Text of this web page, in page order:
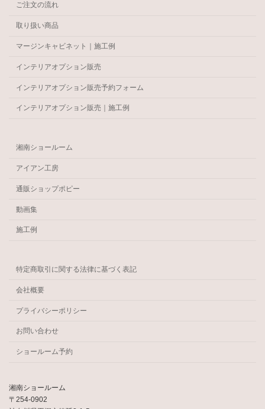
ご注文の流れ
取り扱い商品
マージンキャビネット｜施工例
インテリアオプション販売
インテリアオプション販売予約フォーム
インテリアオプション販売｜施工例
湘南ショールーム
アイアン工房
通販ショップポピー
動画集
施工例
特定商取引に関する法律に基づく表記
会社概要
プライバシーポリシー
お問い合わせ
ショールーム予約
湘南ショールーム
〒254-0902